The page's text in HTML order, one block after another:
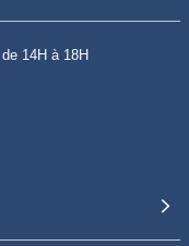
14H à 18H